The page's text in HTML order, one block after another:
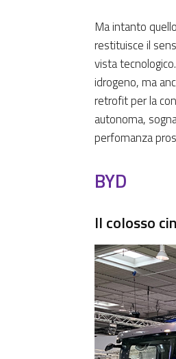
Ma intanto
restituisce il
vista
idrogeno, ma
retrofit per la
autonoma,
perfomanza
BYD
Il colosso